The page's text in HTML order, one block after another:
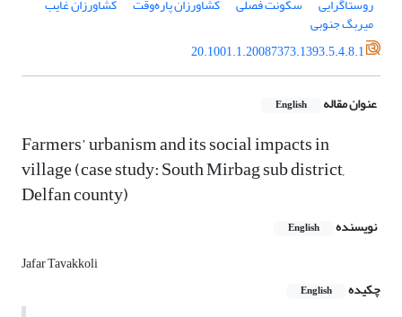
روستاگرایی
سکونت فصلی کشاورزان پاره‌وقت کشاورزان غایب
میربگ جنوبی
20.1001.1.20087373.1393.5.4.8.1
عنوان مقاله English
Farmers’ urbanism and its social impacts in
village (case study: South Mirbag sub district,
Delfan county)
نویسنده English
Jafar Tavakkoli
چکیده
English